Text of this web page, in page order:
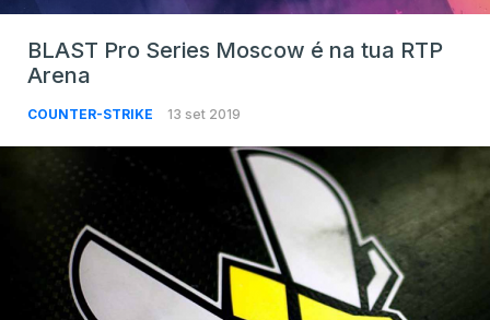
BLAST Pro Series Moscow é na tua RTP
Arena
COUNTER-STRIKE 13 set 2019